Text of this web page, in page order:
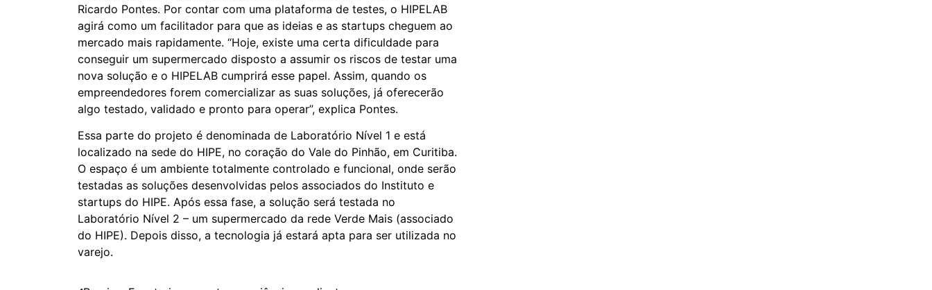
Ricardo Pontes. Por contar com uma plataforma de testes, o HIPELAB
agirá como um facilitador para que as ideias e as startups cheguem ao
mercado mais rapidamente. “Hoje, existe uma certa dificuldade para
conseguir um supermercado disposto a assumir os riscos de testar uma
nova solução e o HIPELAB cumprirá esse papel. Assim, quando os
empreendedores forem comercializar as suas soluções, já oferecerão
algo testado, validado e pronto para operar”, explica Pontes.
Essa parte do projeto é denominada de Laboratório Nível 1 e está
localizado na sede do HIPE, no coração do Vale do Pinhão, em Curitiba.
O espaço é um ambiente totalmente controlado e funcional, onde serão
testadas as soluções desenvolvidas pelos associados do Instituto e
startups do HIPE. Após essa fase, a solução será testada no
Laboratório Nível 2 – um supermercado da rede Verde Mais (associado
do HIPE). Depois disso, a tecnologia já estará apta para ser utilizada no
varejo.